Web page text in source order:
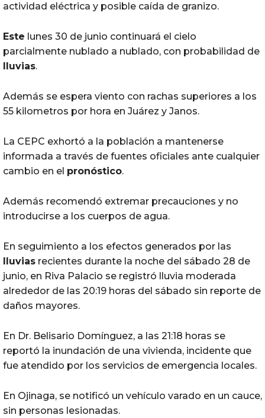
actividad eléctrica y posible caída de granizo.
Este lunes 30 de junio continuará el cielo
parcialmente nublado a nublado, con probabilidad de
lluvias.
Además se espera viento con rachas superiores a los
55 kilometros por hora en Juárez y Janos.
La CEPC exhortó a la población a mantenerse
informada a través de fuentes oficiales ante cualquier
cambio en el pronóstico.
Además recomendó extremar precauciones y no
introducirse a los cuerpos de agua.
En seguimiento a los efectos generados por las
lluvias recientes durante la noche del sábado 28 de
junio, en Riva Palacio se registró lluvia moderada
alrededor de las 20:19 horas del sábado sin reporte de
daños mayores.
En Dr. Belisario Domínguez, a las 21:18 horas se
reportó la inundación de una vivienda, incidente que
fue atendido por los servicios de emergencia locales.
En Ojinaga, se notificó un vehículo varado en un cauce,
sin personas lesionadas.